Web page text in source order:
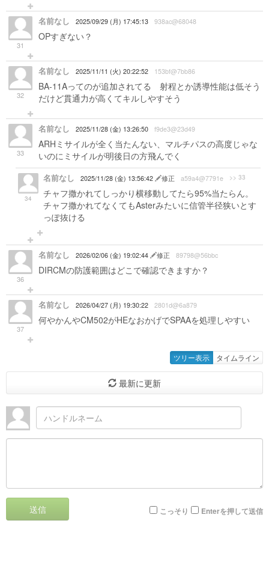
31
名前なし 2025/09/29 (月) 17:45:13 938ac@68048
OPすぎない？
32
名前なし 2025/11/11 (火) 20:22:52 153bf@7bb86
BA-11Aってのが追加されてる 射程とか誘導性能は低そう
だけど貫通力が高くてキルしやすそう
33
名前なし 2025/11/28 (金) 13:26:50 f9de3@23d49
ARHミサイルが全く当たんない、マルチパスの高度じゃな
いのにミサイルが明後日の方飛んでく
34
名前なし 2025/11/28 (金) 13:56:42 修正 a59a4@7791e >> 33
チャフ撒かれてしっかり横移動してたら95%当たらん。
チャフ撒かれてなくてもAsterみたいに信管半径狭いとす
っぽ抜ける
36
名前なし 2026/02/06 (金) 19:02:44 修正 89798@56bbc
DIRCMの防護範囲はどこで確認できますか？
37
名前なし 2026/04/27 (月) 19:30:22 2801d@6a879
何やかんやCM502がHEなおかげでSPAAを処理しやすい
ツリー表示 タイムライン
最新に更新
送信 こっそり Enterを押して送信